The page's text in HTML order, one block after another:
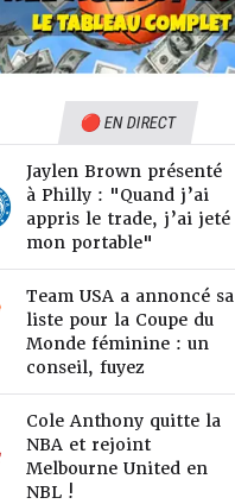
🔴 EN DIRECT
Jaylen Brown présenté
à Philly : "Quand j’ai
appris le trade, j’ai jeté
mon portable"
Team USA a annoncé sa
liste pour la Coupe du
Monde féminine : un
conseil, fuyez
Cole Anthony quitte la
NBA et rejoint
Melbourne United en
NBL !